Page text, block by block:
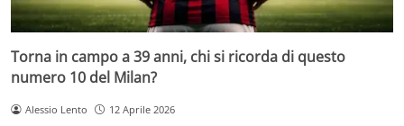
Torna in campo a 39 anni, chi si ricorda di questo
numero 10 del Milan?
Alessio Lento 12 Aprile 2026